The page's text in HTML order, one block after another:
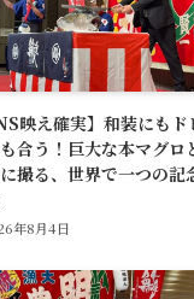
映え確実】和装にもド
合う！巨大な本マグロ
撮る、世界で一つの記
年8月4日